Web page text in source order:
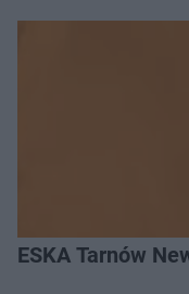
ESKA Tarnów